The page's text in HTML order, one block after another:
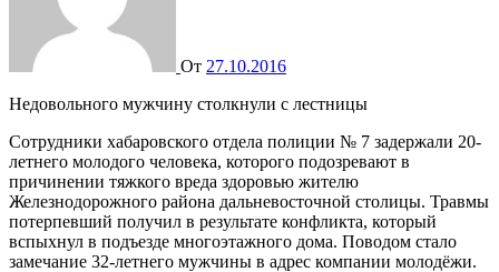
От 27.10.2016
Недовольного мужчину столкнули с лестницы
Сотрудники хабаровского отдела полиции № 7 задержали 20-
летнего молодого человека, которого подозревают в
причинении тяжкого вреда здоровью жителю
Железнодорожного района дальневосточной столицы. Травмы
потерпевший получил в результате конфликта, который
вспыхнул в подъезде многоэтажного дома. Поводом стало
замечание 32-летнего мужчины в адрес компании молодёжи.